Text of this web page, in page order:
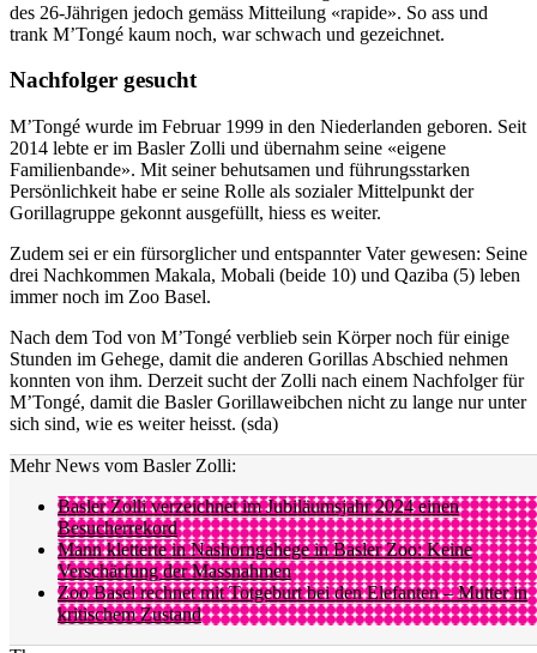
des 26-Jährigen jedoch gemäss Mitteilung «rapide». So ass und
trank M’Tongé kaum noch, war schwach und gezeichnet.
Nachfolger gesucht
M’Tongé wurde im Februar 1999 in den Niederlanden geboren. Seit
2014 lebte er im Basler Zolli und übernahm seine «eigene
Familienbande». Mit seiner behutsamen und führungsstarken
Persönlichkeit habe er seine Rolle als sozialer Mittelpunkt der
Gorillagruppe gekonnt ausgefüllt, hiess es weiter.
Zudem sei er ein fürsorglicher und entspannter Vater gewesen: Seine
drei Nachkommen Makala, Mobali (beide 10) und Qaziba (5) leben
immer noch im Zoo Basel.
Nach dem Tod von M’Tongé verblieb sein Körper noch für einige
Stunden im Gehege, damit die anderen Gorillas Abschied nehmen
konnten von ihm. Derzeit sucht der Zolli nach einem Nachfolger für
M’Tongé, damit die Basler Gorillaweibchen nicht zu lange nur unter
sich sind, wie es weiter heisst. (sda)
Mehr News vom Basler Zolli:
Basler Zolli verzeichnet im Jubiläumsjahr 2024 einen
Besucherrekord
Mann kletterte in Nashorngehege in Basler Zoo: Keine
Verschärfung der Massnahmen
Zoo Basel rechnet mit Totgeburt bei den Elefanten – Mutter in
kritischem Zustand